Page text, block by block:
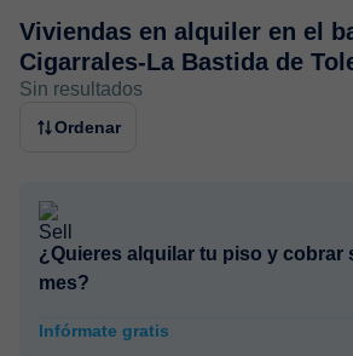
Viviendas en alquiler en el
Cigarrales-La Bastida de
Sin resultados
Ordenar
¿Quieres alquilar tu piso y cobrar
mes?
Infórmate gratis